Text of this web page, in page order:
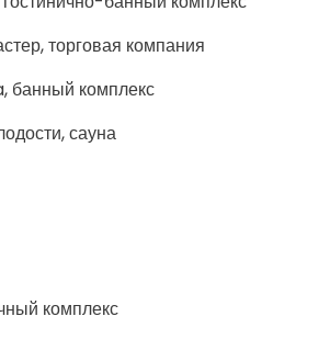
торговая компания
банный комплекс
сауна
комплекс